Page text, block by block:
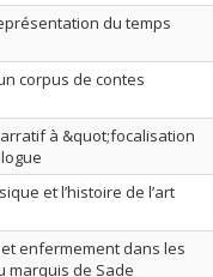
du temps
corpus de contes
à &quot;focalisation
et l’histoire de l’art
enfermement dans les
marquis de Sade